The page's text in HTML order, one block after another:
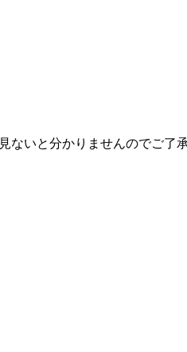
いと分かりませんのでご了承